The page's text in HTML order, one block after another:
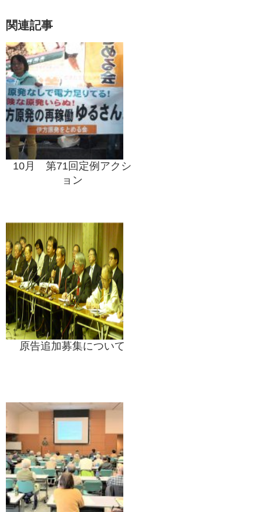
関連記事
10月 第71回定例アクシ
ョン
原告追加募集について